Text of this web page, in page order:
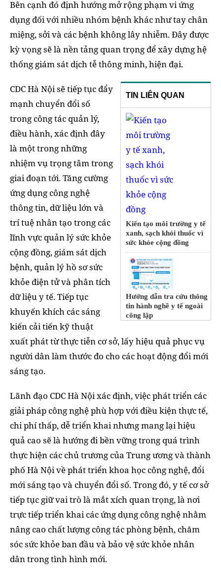
Bên cạnh đó định hướng mở rộng phạm vi ứng
dụng đối với nhiều nhóm bệnh khác như tay chân
miệng, sởi và các bệnh không lây nhiễm. Đây được
kỳ vọng sẽ là nền tảng quan trọng để xây dựng hệ
thống giám sát dịch tễ thông minh, hiện đại.
TIN LIÊN QUAN
Kiến tạo môi trường y tế
xanh, sạch khói thuốc vì
sức khỏe cộng đồng
Hướng dẫn tra cứu thông
tin hành nghề y tế ngoài
công lập
CDC Hà Nội sẽ tiếp tục đẩy
mạnh chuyển đổi số
trong công tác quản lý,
điều hành, xác định đây
là một trong những
nhiệm vụ trọng tâm trong
giai đoạn tới. Tăng cường
ứng dụng công nghệ
thông tin, dữ liệu lớn và
trí tuệ nhân tạo trong các
lĩnh vực quản lý sức khỏe
cộng đồng, giám sát dịch
bệnh, quản lý hồ sơ sức
khỏe điện tử và phân tích
dữ liệu y tế. Tiếp tục
khuyến khích các sáng
kiến cải tiến kỹ thuật
xuất phát từ thực tiễn cơ sở, lấy hiệu quả phục vụ
người dân làm thước đo cho các hoạt động đổi mới
sáng tạo.
Lãnh đạo CDC Hà Nội xác định, việc phát triển các
giải pháp công nghệ phù hợp với điều kiện thực tế,
chi phí thấp, dễ triển khai nhưng mang lại hiệu
quả cao sẽ là hướng đi bền vững trong quá trình
thực hiện các chủ trương của Trung ương và thành
phố Hà Nội về phát triển khoa học công nghệ, đổi
mới sáng tạo và chuyển đổi số. Trong đó, y tế cơ sở
tiếp tục giữ vai trò là mắt xích quan trọng, là nơi
trực tiếp triển khai các ứng dụng công nghệ nhằm
nâng cao chất lượng công tác phòng bệnh, chăm
sóc sức khỏe ban đầu và bảo vệ sức khỏe nhân
dân trong tình hình mới.